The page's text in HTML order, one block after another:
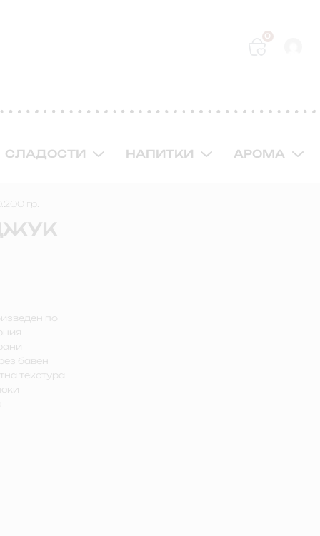
0
СЛАДОСТИ НАПИТКИ АРОМА
гр.
по
бавен
текстура